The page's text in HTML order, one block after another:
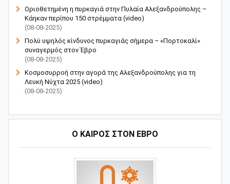
Οριοθετημένη η πυρκαγιά στην Πυλαία Αλεξανδρούπολης –
Κάηκαν περίπου 150 στρέμματα (video)
(08-08-2025)
Πολύ υψηλός κίνδυνος πυρκαγιάς σήμερα – «Πορτοκαλί»
συναγερμός στον Έβρο
(08-08-2025)
Κοσμοσυρροή στην αγορά της Αλεξανδρούπολης για τη
Λευκή Νύχτα 2025 (video)
(08-08-2025)
Ο ΚΑΙΡΟΣ ΣΤΟΝ ΕΒΡΟ